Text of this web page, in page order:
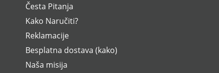
Česta Pitanja
Kako Naručiti?
Reklamacije
Besplatna dostava (kako)
Naša misija